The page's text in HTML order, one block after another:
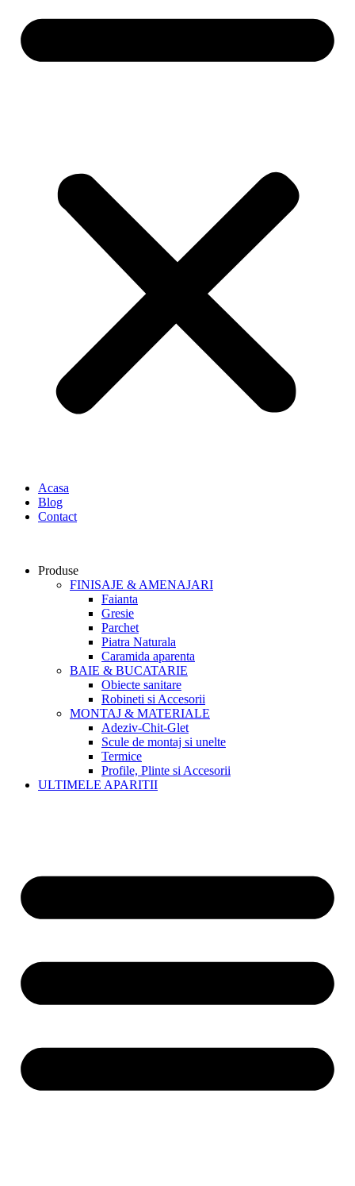
Acasa
Blog
Contact
Produse
FINISAJE & AMENAJARI
Faianta
Gresie
Parchet
Piatra Naturala
Caramida aparenta
BAIE & BUCATARIE
Obiecte sanitare
Robineti si Accesorii
MONTAJ & MATERIALE
Adeziv-Chit-Glet
Scule de montaj si unelte
Termice
Profile, Plinte si Accesorii
ULTIMELE APARITII